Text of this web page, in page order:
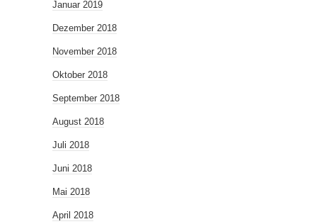
Januar 2019
Dezember 2018
November 2018
Oktober 2018
September 2018
August 2018
Juli 2018
Juni 2018
Mai 2018
April 2018